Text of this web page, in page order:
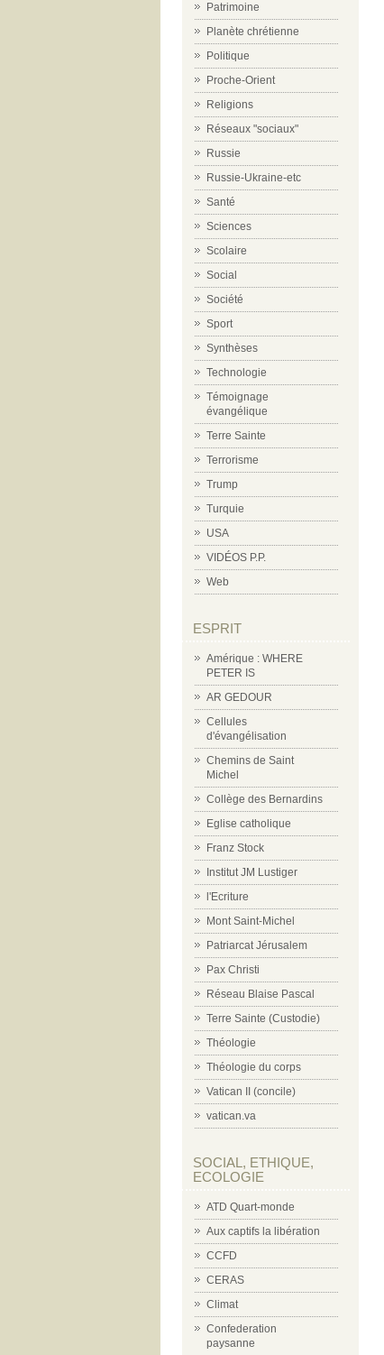
Patrimoine
Planète chrétienne
Politique
Proche-Orient
Religions
Réseaux "sociaux"
Russie
Russie-Ukraine-etc
Santé
Sciences
Scolaire
Social
Société
Sport
Synthèses
Technologie
Témoignage
évangélique
Terre Sainte
Terrorisme
Trump
Turquie
USA
VIDÉOS P.P.
Web
ESPRIT
Amérique : WHERE
PETER IS
AR GEDOUR
Cellules
d'évangélisation
Chemins de Saint
Michel
Collège des Bernardins
Eglise catholique
Franz Stock
Institut JM Lustiger
l'Ecriture
Mont Saint-Michel
Patriarcat Jérusalem
Pax Christi
Réseau Blaise Pascal
Terre Sainte (Custodie)
Théologie
Théologie du corps
Vatican II (concile)
vatican.va
SOCIAL, ETHIQUE,
ECOLOGIE
ATD Quart-monde
Aux captifs la libération
CCFD
CERAS
Climat
Confederation
paysanne